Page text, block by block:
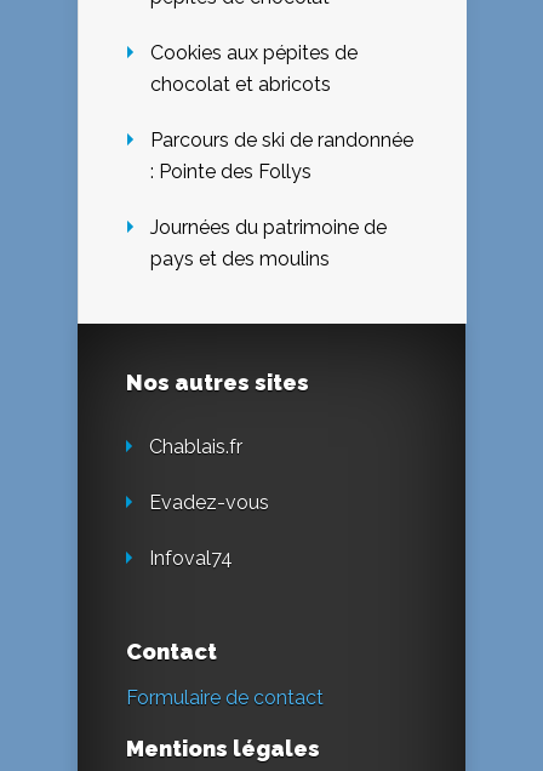
Cookies aux pépites de
chocolat et abricots
Parcours de ski de randonnée
: Pointe des Follys
Journées du patrimoine de
pays et des moulins
Nos autres sites
Chablais.fr
Evadez-vous
Infoval74
Contact
Formulaire de contact
Mentions légales